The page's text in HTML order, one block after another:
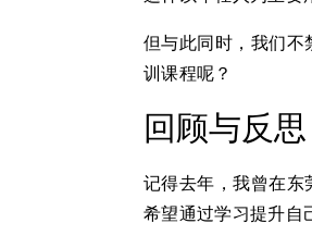
但与此同时，我们不
训课程呢？
回顾与反
记得去年，我曾在东
希望通过学习提升自